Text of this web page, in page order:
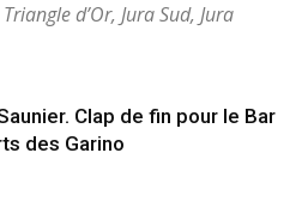
d’Or, Jura Sud, Jura
Clap de fin pour le Bar
des Garino